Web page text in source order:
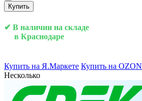
Купить
✔ В наличии на складе
в Краснодаре
Купить на Я.Маркете Купить на OZON
Несколько